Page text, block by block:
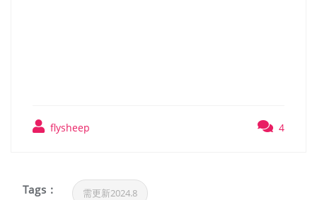
flysheep 4
Tags : 需更新2024.8